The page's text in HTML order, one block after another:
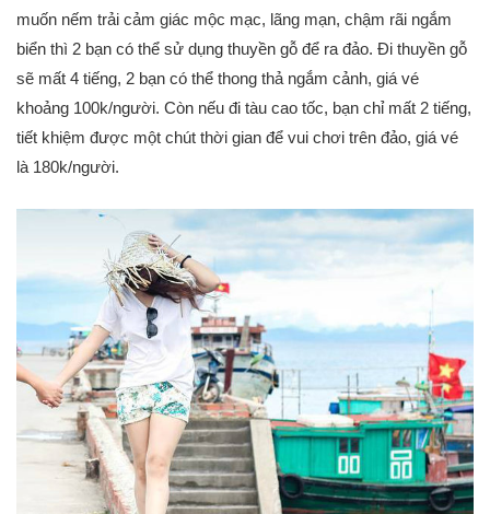
muốn nếm trải cảm giác mộc mạc, lãng mạn, chậm rãi ngắm
biển thì 2 bạn có thể sử dụng thuyền gỗ để ra đảo. Đi thuyền gỗ
sẽ mất 4 tiếng, 2 bạn có thể thong thả ngắm cảnh, giá vé
khoảng 100k/người. Còn nếu đi tàu cao tốc, bạn chỉ mất 2 tiếng,
tiết khiệm được một chút thời gian để vui chơi trên đảo, giá vé
là 180k/người.